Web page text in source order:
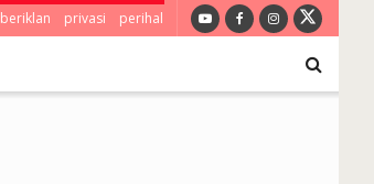
beriklan privasi perihal